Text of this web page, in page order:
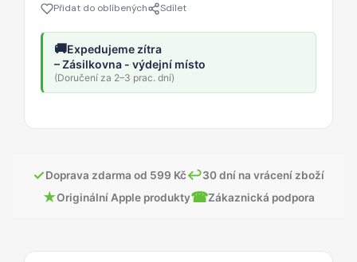
Přidat do oblíbených Sdílet
🚚Expedujeme zítra
– Zásilkovna - výdejní místo
(Doručení za 2–3 prac. dní)
✓Doprava zdarma od 599 Kč↩30 dní na vrácení zboží
★Originální Apple produkty☎Zákaznická podpora